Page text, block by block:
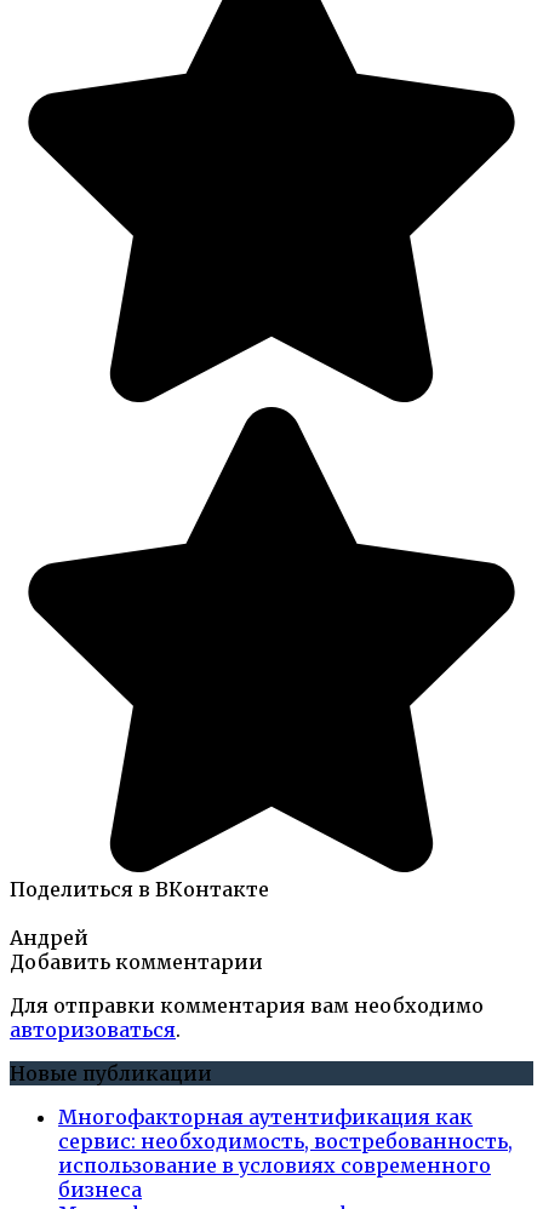
Поделиться в ВКонтакте
Андрей
Добавить комментарии
Для отправки комментария вам необходимо
авторизоваться.
Новые публикации
Многофакторная аутентификация как
сервис: необходимость, востребованность,
использование в условиях современного
бизнеса